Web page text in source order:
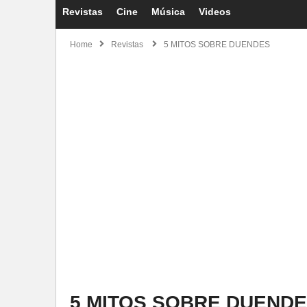
Revistas Cine Música Videos
Home Revistas 5 MITOS SOBRE DUENDES
5 MITOS SOBRE